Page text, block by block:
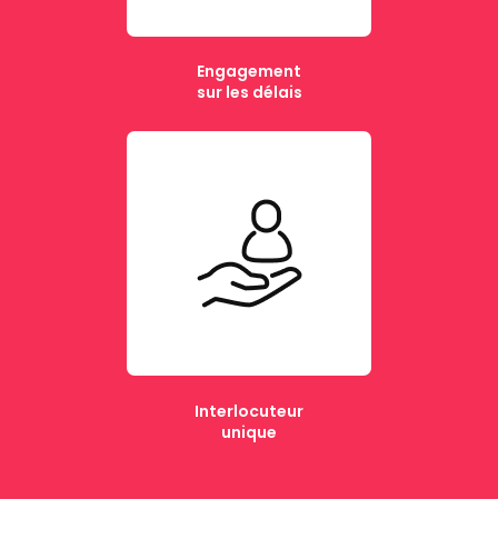
Engagement
sur les délais
Interlocuteur
unique